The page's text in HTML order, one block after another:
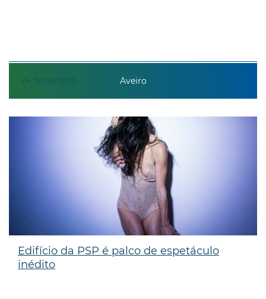
24 novembro Aveiro
Edifício da PSP é palco de espetáculo
inédito